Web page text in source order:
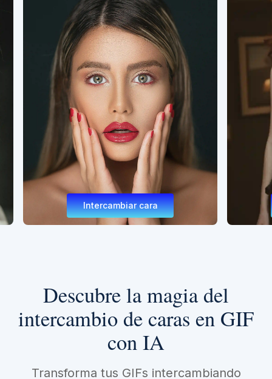
Intercambiar cara
Descubre la magia del
intercambio de caras en GIF
con IA
Transforma tus GIFs intercambiando